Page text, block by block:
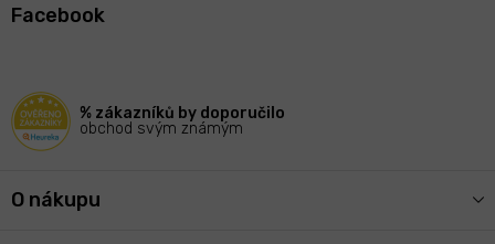
Facebook
% zákazníků by doporučilo
obchod svým známým
O nákupu